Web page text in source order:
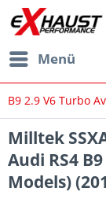
Menü
B9 2.9 V6 Turbo
Milltek
Audi RS4
Models)